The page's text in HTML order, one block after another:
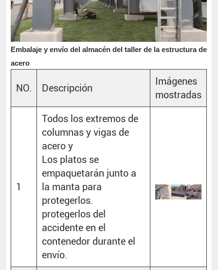
Embalaje y envío del almacén del taller de la estructura de
acero
NO. Descripción
Imágenes
mostradas
1
Todos los extremos de
columnas y vigas de
acero y
Los platos se
empaquetarán junto a
la manta para
protegerlos.
protegerlos del
accidente en el
contenedor durante el
envío.